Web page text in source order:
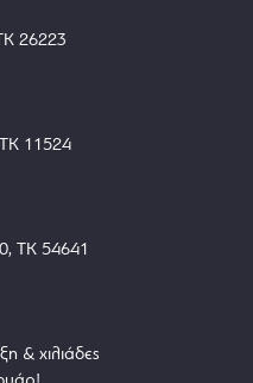
26223
11524
ΤΚ 54641
& χιλιάδες